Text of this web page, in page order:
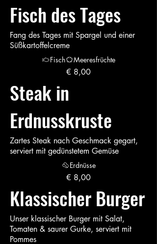
Fisch des Tages
Fang des Tages mit Spargel und einer
Süßkartoffelcreme
€ 8,00
Fisch Meeresfrüchte
Steak in
Erdnusskruste
Zartes Steak nach Geschmack gegart,
serviert mit gedünstetem Gemüse
€ 8,00
Erdnüsse
Klassischer Burger
Unser klassischer Burger mit Salat,
Tomaten & saurer Gurke, serviert mit
Pommes